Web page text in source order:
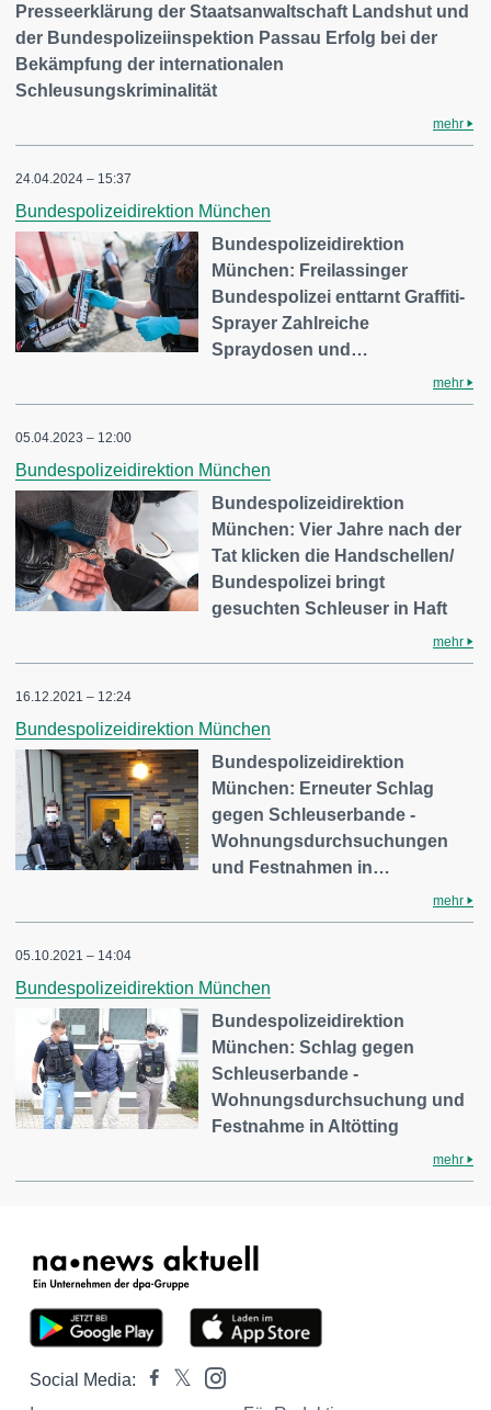
Presseerklärung der Staatsanwaltschaft Landshut und
der Bundespolizeiinspektion Passau Erfolg bei der
Bekämpfung der internationalen
Schleusungskriminalität
mehr
24.04.2024 – 15:37
Bundespolizeidirektion München
Bundespolizeidirektion
München: Freilassinger
Bundespolizei enttarnt Graffiti-
Sprayer Zahlreiche
Spraydosen und…
mehr
05.04.2023 – 12:00
Bundespolizeidirektion München
Bundespolizeidirektion
München: Vier Jahre nach der
Tat klicken die Handschellen/
Bundespolizei bringt
gesuchten Schleuser in Haft
mehr
16.12.2021 – 12:24
Bundespolizeidirektion München
Bundespolizeidirektion
München: Erneuter Schlag
gegen Schleuserbande -
Wohnungsdurchsuchungen
und Festnahmen in…
mehr
05.10.2021 – 14:04
Bundespolizeidirektion München
Bundespolizeidirektion
München: Schlag gegen
Schleuserbande -
Wohnungsdurchsuchung und
Festnahme in Altötting
mehr
Social Media: